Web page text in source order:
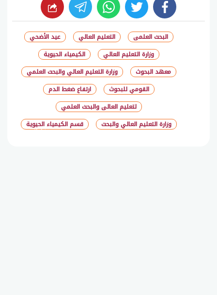
facebook
twitter
whats
شارك
البحث العلمى التعليم العالي
عيد الأضحي
وزارة التعليم العالي
الكيمياء الحيوية
معهد البحوث
وزارة التعليم العالي والبحث العلمي
القومي للبحوث
ارتفاع ضغط الدم
لتعليم العالى والبحث العلمي
وزارة التعليم العالي والبحث
قسم الكيمياء الحيوية